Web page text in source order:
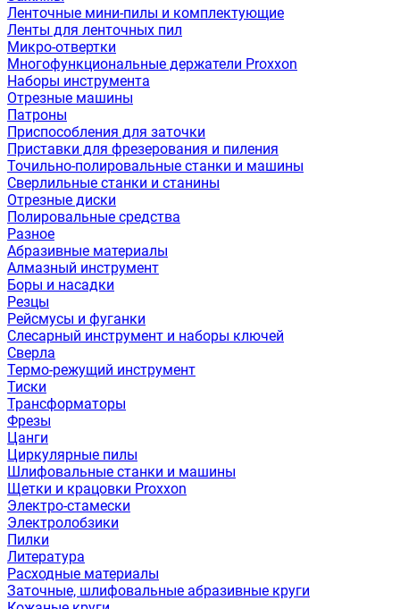
Ленточные мини-пилы и комплектующие
Ленты для ленточных пил
Микро-отвертки
Многофункциональные держатели Proxxon
Наборы инструмента
Отрезные машины
Патроны
Приспособления для заточки
Приставки для фрезерования и пиления
Точильно-полировальные станки и машины
Сверлильные станки и станины
Отрезные диски
Полировальные средства
Разное
Абразивные материалы
Алмазный инструмент
Боры и насадки
Резцы
Рейсмусы и фуганки
Слесарный инструмент и наборы ключей
Сверла
Термо-режущий инструмент
Тиски
Трансформаторы
Фрезы
Цанги
Циркулярные пилы
Шлифовальные станки и машины
Щетки и крацовки Proxxon
Электро-стамески
Электролобзики
Пилки
Литература
Расходные материалы
Заточные, шлифовальные абразивные круги